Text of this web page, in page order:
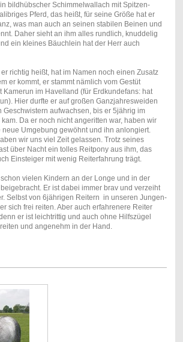
bildhübscher Schimmelwallach mit Spitzen-
Pferd, das heißt, für seine Größe hat er
was man auch an seinen stabilen Beinen und
Daher sieht an ihm alles rundlich, knuddelig
ein kleines Bäuchlein hat der Herr auch
er richtig heißt, hat im Namen noch einen Zusatz
er kommt, er stammt nämlich vom Gestüt
Kamerun im Havelland (für Erdkundefans: hat
Hier durfte er auf großen Ganzjahresweiden
Geschwistern aufwachsen, bis er 5jährig im
Da er noch nicht angeritten war, haben wir
Umgebung gewöhnt und ihn anlongiert.
wir uns viel Zeit gelassen. Trotz seines
über Nacht ein tolles Reitpony aus ihm, das
Einsteiger mit wenig Reiterfahrung trägt.
vielen Kindern an der Longe und in der
Er ist dabei immer brav und verzeiht
Selbst von 6jährigen Reitern in unseren Jungen-
sich frei reiten. Aber auch erfahrenere Reiter
er ist leichtrittig und auch ohne Hilfszügel
und angenehm in der Hand.